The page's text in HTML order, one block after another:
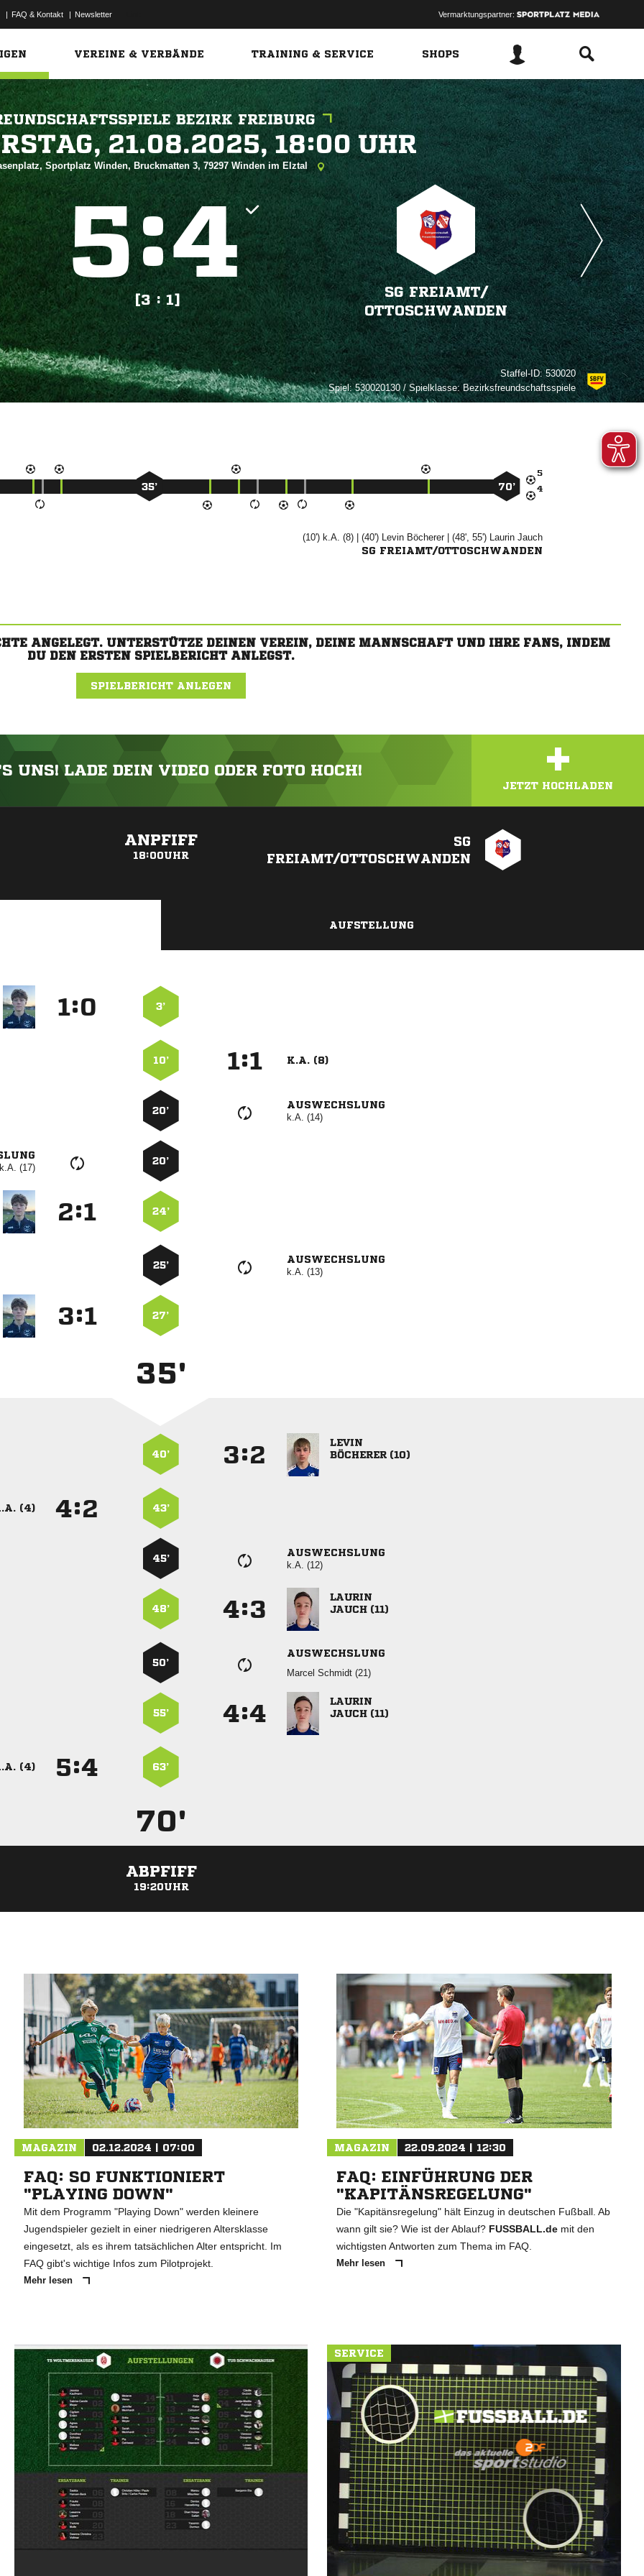
| FAQ & Kontakt | Newsletter Vermarktungspartner:
VEREINE & VERBÄNDE TRAINING & SERVICE SHOPS
BEZIRK FREIBURG
  
Sportplatz Winden, Bruckmatten 3, 79297 Winden im Elztal
:
[3 : 1]
SG FREIAMT/​
OTTOSCHWANDEN
Staffel-ID:530020
Spiel:530020130 / Spielklasse: Bezirksfreundschaftsspiele


35’ 70’
(10') k.A. (8) | (40')  | (48', 55')  
SG FREIAMT/OTTOSCHWANDEN
ANGELEGT. UNTERSTÜTZE DEINEN VEREIN, DEINE MANNSCHAFT UND IHRE FANS, INDEM
DU DEN ERSTEN SPIELBERICHT ANLEGST.
SPIELBERICHT ANLEGEN
UNS! LADE DEIN VIDEO ODER FOTO HOCH! +
JETZT HOCHLADEN
ANPFIFF
18:00UHR
SG
FREIAMT/OTTOSCHWANDEN
AUFSTELLUNG
: 3’
10’ : K.A. (8)
20’
AUSWECHSLUNG
k.A. (14)
k.A. (17)
20’
: 24’
25’
AUSWECHSLUNG
k.A. (13)
: 27’
35'
40’ :

 
(4) : 43’
45’
AUSWECHSLUNG
k.A. (12)
48’ :

 
50’
AUSWECHSLUNG
  
55’ :

 
(4) : 63’
70'
ABPFIFF
19:20UHR
MAGAZIN 02.12.2024 | 07:00
FAQ: SO FUNKTIONIERT
"PLAYING DOWN"
Mit dem Programm "Playing Down" werden kleinere
Jugendspieler gezielt in einer niedrigeren Altersklasse
eingesetzt, als es ihrem tatsächlichen Alter entspricht. Im
FAQ gibt's wichtige Infos zum Pilotprojekt.
Mehr lesen
MAGAZIN 22.09.2024 | 12:30
FAQ: EINFÜHRUNG DER
"KAPITÄNSREGELUNG"
Die "Kapitänsregelung" hält Einzug in deutschen Fußball. Ab
wann gilt sie? Wie ist der Ablauf? FUSSBALL.de mit den
wichtigsten Antworten zum Thema im FAQ.
Mehr lesen
SERVICE